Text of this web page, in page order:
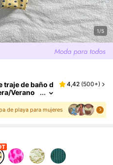
1/5
traje de baño d
Verano
estilizado
Perfecto
4,42 (500+)
de playa para mujeres